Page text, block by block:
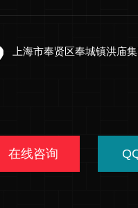
上海市奉贤区奉城镇洪庙
在线咨询